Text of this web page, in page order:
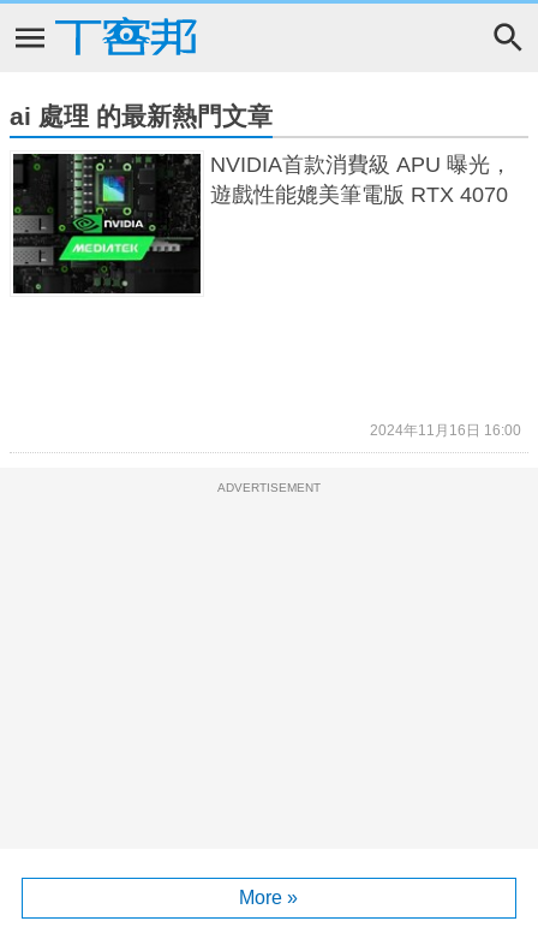
ai 處理 的最新熱門文章
NVIDIA首款消費級 APU 曝光，
遊戲性能媲美筆電版 RTX 4070
2024年11月16日 16:00
ADVERTISEMENT
More »